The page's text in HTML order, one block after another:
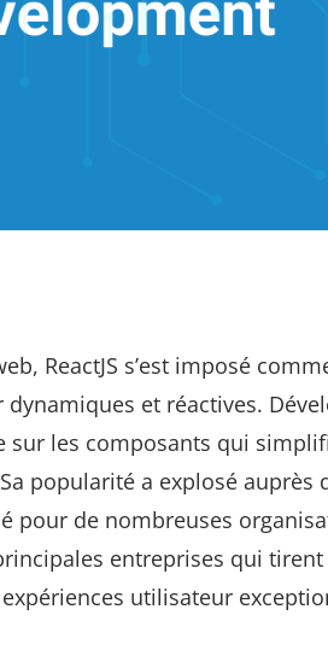
ReactJS s’est imposé
et réactives.
sur les composants qui
popularité a explosé auprès
pour de nombreuses
entreprises qui
utilisateur